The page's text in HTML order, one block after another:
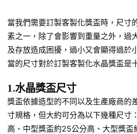
當我們需要訂製客製化獎盃時，尺寸
素之一，除了會影響到重量之外，過
及存放造成困擾，過小又會顯得過於
當的尺寸對於訂製客製化水晶獎盃是
1.水晶獎盃尺寸
獎盃依據造型的不同以及生產廠商的
寸規格，但大約可分為以下幾種尺寸
高、中型獎盃約25公分高、大型獎